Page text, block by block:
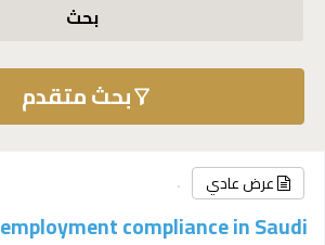
بحث
بحث متقدم
عرض عادي
compliance in Saudi